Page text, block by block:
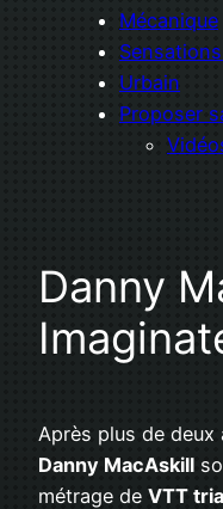
Mécanique
Urbain
Proposer
Danny
Après plus de
Danny MacAskill
métrage de VTT